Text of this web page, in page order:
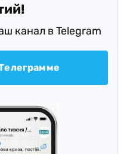
канал в Telegram